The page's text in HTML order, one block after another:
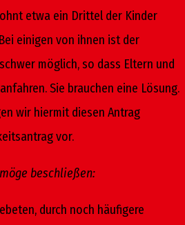
etwa ein Drittel der Kinder
einigen von ihnen ist der
möglich, so dass Eltern und
Sie brauchen eine Lösung.
wir hiermit diesen Antrag
vor.
beschließen:
durch noch häufigere